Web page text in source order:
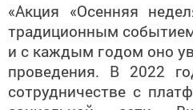
«Акция «Осенняя
традиционным
и с каждым годом оно
проведения. В 2022
сотрудничестве с